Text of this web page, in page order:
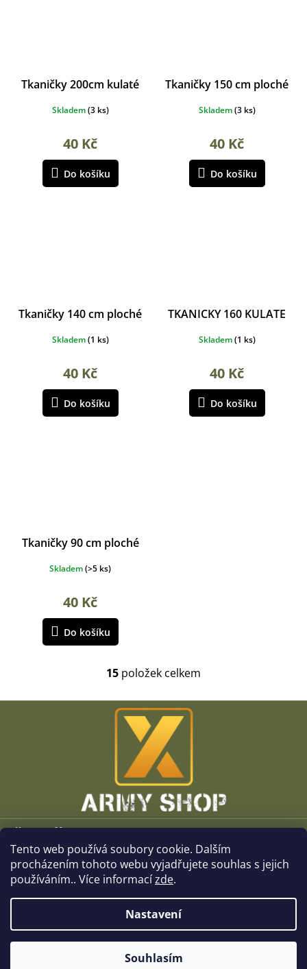
Tento web používá soubory cookie. Dalším
procházením tohoto webu vyjadřujete souhlas s jejich
používáním.. Více informacízde.
Nastavení
Souhlasím
Tkaničky 200cm kulaté
Skladem(3 ks)
40 Kč
Do košíku
Tkaničky 150 cm ploché
Skladem(3 ks)
40 Kč
Do košíku
Tkaničky 140 cm ploché
Skladem(1 ks)
40 Kč
Do košíku
TKANICKY 160 KULATE
Skladem(1 ks)
40 Kč
Do košíku
Tkaničky 90 cm ploché
Skladem(>5 ks)
40 Kč
Do košíku
O
l
á
d
c
í
p
k
v
ý
p
i
s
u
15 položek celkem
Z
Vše o nákupu
O společnosti
Kamenné prodejny
Kontakt
x-ArmyShop.cz. Všechna práva vyhrazena.